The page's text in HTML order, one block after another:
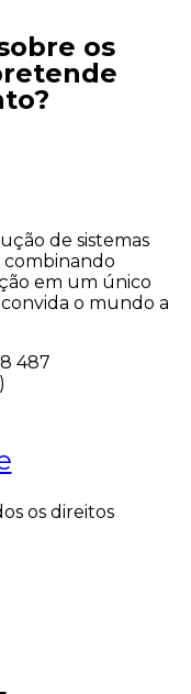
os
de sistemas
combinando
em um único
o mundo a
487
os direitos